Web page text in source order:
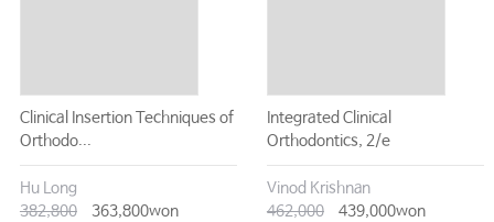
Clinical Insertion Techniques of
Orthodo...
Hu Long
382,800
363,800won
Integrated Clinical
Orthodontics, 2/e
Vinod Krishnan
462,000
439,000won